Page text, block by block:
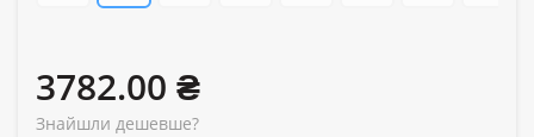
3782.00 ₴
Знайшли дешевше?